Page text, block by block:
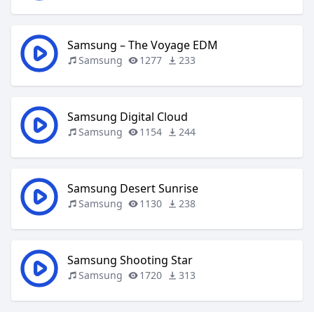
Samsung – The Voyage EDM
Samsung 1277 233
Samsung Digital Cloud
Samsung 1154 244
Samsung Desert Sunrise
Samsung 1130 238
Samsung Shooting Star
Samsung 1720 313